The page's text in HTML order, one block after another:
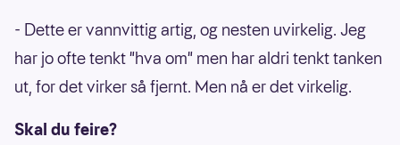
- Dette er vannvittig artig, og nesten uvirkelig. Jeg
har jo ofte tenkt "hva om" men har aldri tenkt tanken
ut, for det virker så fjernt. Men nå er det virkelig.
Skal du feire?